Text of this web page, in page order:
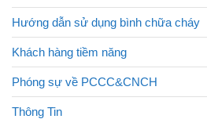
Hướng dẫn sử dụng bình chữa cháy
Khách hàng tiềm năng
Phóng sự về PCCC&CNCH
Thông Tin